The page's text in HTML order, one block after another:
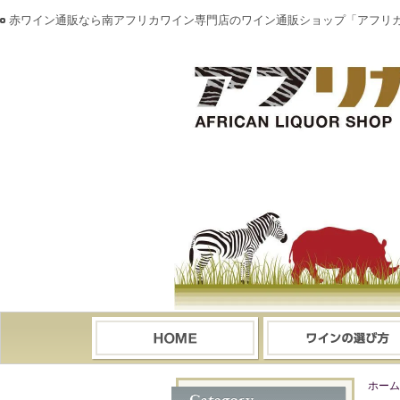
赤ワイン通販なら南アフリカワイン専門店のワイン通販ショップ「アフリ
ホーム